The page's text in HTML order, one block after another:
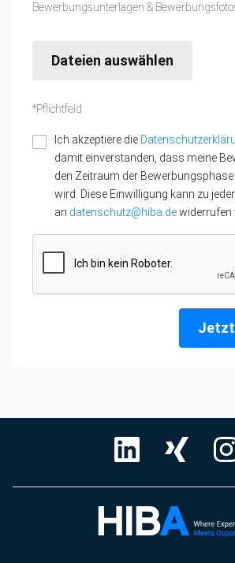
Bewerbungsunterlagen &
Dateien auswählen
*Pflichtfeld
Ich akzeptiere die
damit einverstanden, dass meine
den Zeitraum der
wird. Diese Einwilligung kann zu
an datenschutz@hiba.dewiderrufen
Jetzt